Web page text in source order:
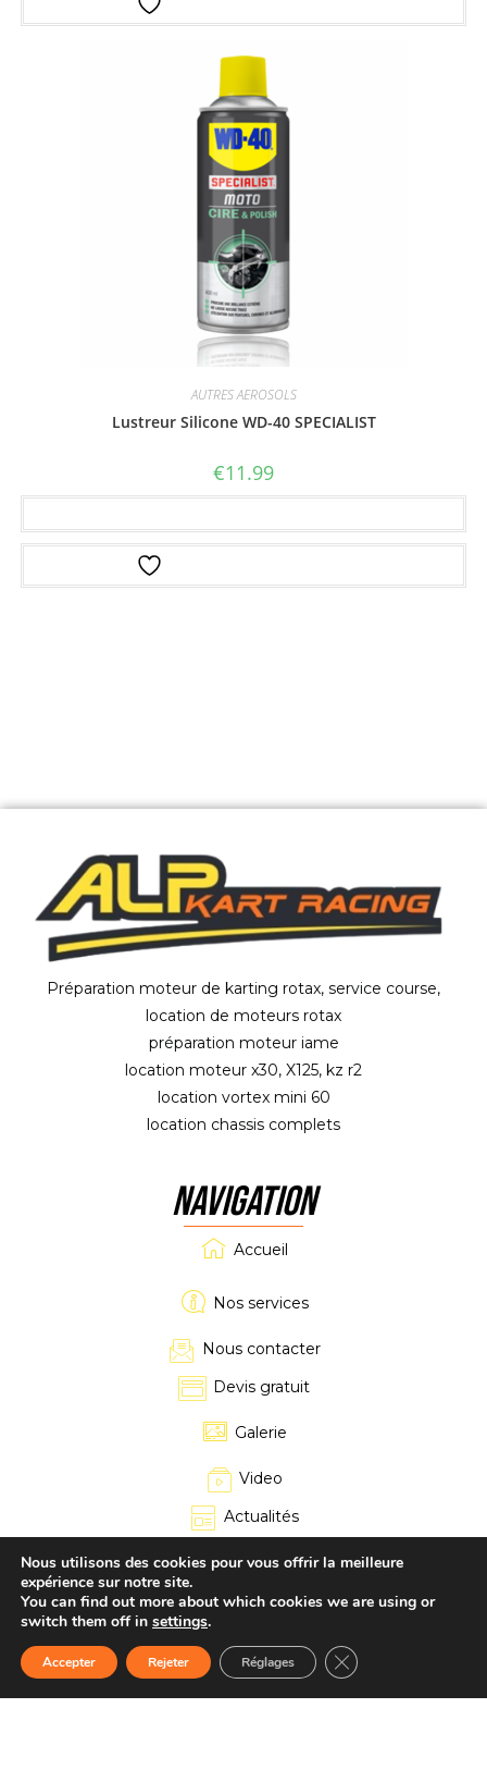
AUTRES AEROSOLS
Lustreur Silicone WD-40 SPECIALIST
€11.99
Accueil Boutique CONTACT dEVIS
Préparation moteur de karting rotax, service course,
location de moteurs rotax
préparation moteur iame
location moteur x30, X125, kz r2
location vortex mini 60
location chassis complets
NAVIGATION
Accueil
Nos services
Nous contacter
Devis gratuit
Galerie
Video
Actualités
Boutique
Mon compte
Panier
Nous utilisons des cookies pour vous offrir la meilleure
expérience sur notre site.
You can find out more about which cookies we are using or
switch them off in settings.
Accepter Rejeter Réglages Fermer la bannière